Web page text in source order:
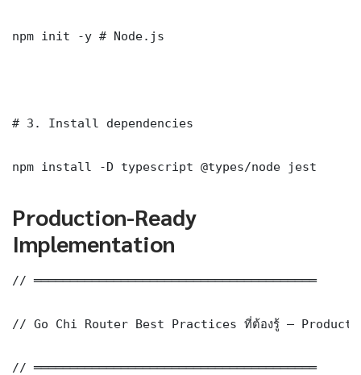
npm init -y # Node.js
# 3. Install dependencies
npm install -D typescript @types/node jest
Production-Ready
Implementation
// ═══════════════════════════════════════
// Go Chi Router Best Practices ที่ต้องรู้ —
// ═══════════════════════════════════════